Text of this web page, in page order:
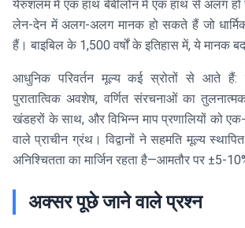
येरुशलम में एक हाथ बेबीलोन में एक हाथ से अलग हो
लेन-देन में अलग-अलग मानक हो सकते हैं जो धार्मिक
हैं। बाइबिल के 1,500 वर्षों के इतिहास में, ये मानक
आधुनिक परिवर्तन मूल्य कई स्रोतों से आते हैं:
पुरातात्विक अवशेष, वर्णित संरचनाओं का
खंडहरों के साथ, और विभिन्न माप प्रणालियों को
वाले प्राचीन ग्रंथ। विद्वानों ने सहमति मूल्य
अनिश्चितता का मार्जिन रहता है—आमतौर पर ±5-
अक्सर पूछे जाने वाले प्रश्न